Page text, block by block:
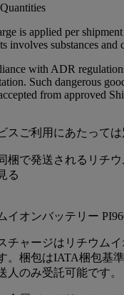
is applied per
involves substances
with ADR
Such dangerous
from approved
スご利用にあたって
梱で発送されるリチウ
る
イオンバッテリー
チャージはリチウム
。梱包はIATA梱包基
人のみ受託可能です。